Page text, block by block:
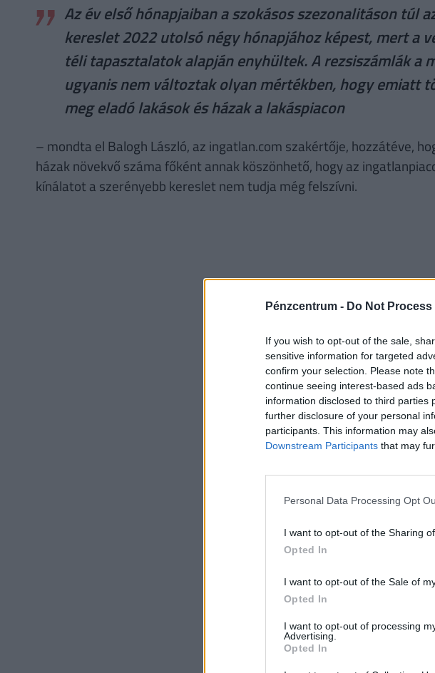
Pénzcentrum - Do Not
If you wish to opt-out of the sale,
sensitive information for targeted
confirm your selection. Please note
continue seeing interest-based ads
information disclosed to third parties
further disclosure of your personal
participants. This information may
Downstream Participants that may
Personal Data Processing Opt
I want to opt-out of the Sharing
Opted In
I want to opt-out of the Sale of
Opted In
I want to opt-out of processing
Advertising.
Opted In
Az év első hónapjaiban a szokásos szezonalitáson túl
kereslet 2022 utolsó négy hónapjához képest, mert a
téli tapasztalatok alapján enyhültek. A rezsiszámlák a
ugyanis nem változtak olyan mértékben, hogy emiatt
meg eladó lakások és házak a lakáspiacon
– mondta el Balogh László, az ingatlan.com szakértője, hozzátéve,
házak növekvő száma főként annak köszönhető, hogy az
kínálatot a szerényebb kereslet nem tudja még felszívni.